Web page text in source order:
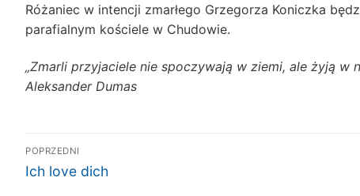
Różaniec w intencji zmarłego Grzegorza Koniczka
parafialnym kościele w Chudowie.
„Zmarli przyjaciele nie spoczywają w ziemi, ale żyją w
Aleksander Dumas
Nawigacja
wpisu
POPRZEDNI
Poprzedni
Ich love dich